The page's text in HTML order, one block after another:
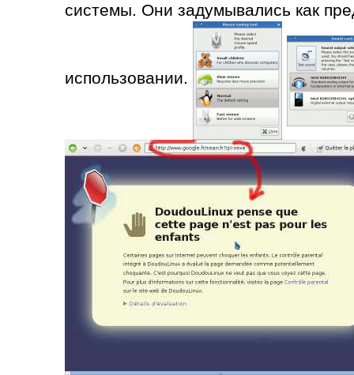
системы. Они задумывались как
использовании.